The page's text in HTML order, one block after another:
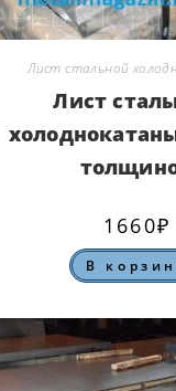
Лист стальной
Лист
1660₽
В